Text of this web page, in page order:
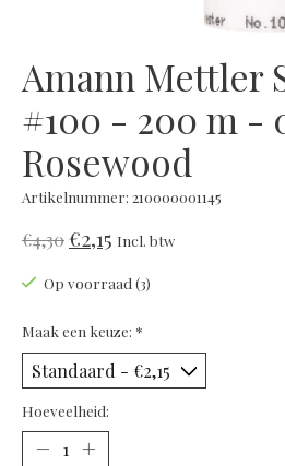
Amann Mettler
#100 - 200 m -
Rosewood
Artikelnummer: 210000001145
€4,30€2,15 Incl. btw
Op voorraad (3)
Maak een keuze: *
Hoeveelheid: